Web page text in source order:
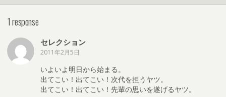
1 response
セレクション
2011年2月5日
いよいよ明日から始まる。
出てこい！出てこい！次代を担うヤツ。
出てこい！出てこい！先輩の思いを遂げるヤツ。